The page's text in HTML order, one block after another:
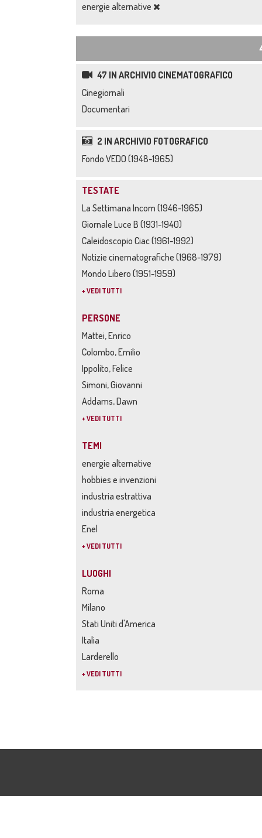
energie alternative
47 IN ARCHIVIO CINEMATOGRAFICO
Cinegiornali
Documentari
2 IN ARCHIVIO FOTOGRAFICO
Fondo VEDO (1948-1965)
TESTATE
La Settimana Incom (1946-1965)
Giornale Luce B (1931-1940)
Caleidoscopio Ciac (1961-1992)
Notizie cinematografiche (1968-1979)
Mondo Libero (1951-1959)
+ VEDI TUTTI
PERSONE
Mattei, Enrico
Colombo, Emilio
Ippolito, Felice
Simoni, Giovanni
Addams, Dawn
+ VEDI TUTTI
TEMI
energie alternative
hobbies e invenzioni
industria estrattiva
industria energetica
Enel
+ VEDI TUTTI
LUOGHI
Roma
Milano
Stati Uniti d'America
Italia
Larderello
+ VEDI TUTTI